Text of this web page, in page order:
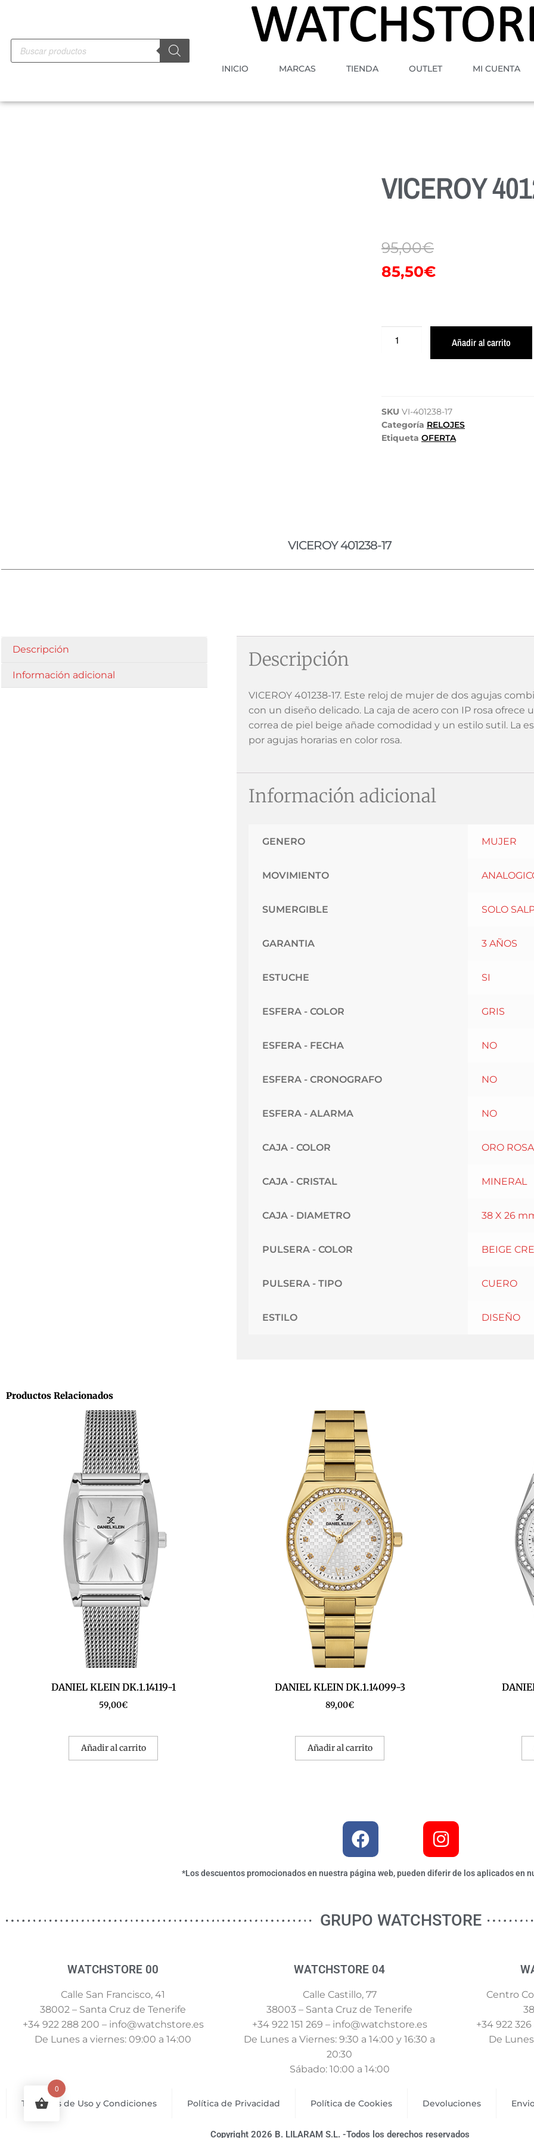
INICIO MARCAS TIENDA OUTLET MI CUENTA
VICEROY
95,00€
85,50€
Añadir al carrito
SKU VI-401238-17
Categoría RELOJES
Etiqueta OFERTA
VICEROY 401238-17
Descripción
Información adicional
Descripción
VICEROY 401238-17. Este reloj de mujer de dos agujas
con un diseño delicado. La caja de acero con IP rosa ofrece
correa de piel beige añade comodidad y un estilo sutil. La
por agujas horarias en color rosa.
Información adicional
GENERO MUJER
MOVIMIENTO
SUMERGIBLE SOLO
GARANTIA 3 AÑOS
ESTUCHE SI
ESFERA - COLOR GRIS
ESFERA - FECHA NO
ESFERA - CRONOGRAFO NO
ESFERA - ALARMA NO
CAJA - COLOR ORO ROSA
CAJA - CRISTAL MINERAL
CAJA - DIAMETRO 38 X 26
PULSERA - COLOR BEIGE
PULSERA - TIPO CUERO
ESTILO DISEÑO
Productos Relacionados
DANIEL KLEIN DK.1.14119-1
59,00€
Añadir al carrito
DANIEL KLEIN DK.1.14099-3
89,00€
Añadir al carrito
*Los descuentos promocionados en nuestra página web, pueden diferir de los aplicados en
GRUPO WATCHSTORE
WATCHSTORE 00
Calle San Francisco, 41
38002 – Santa Cruz de Tenerife
+34 922 288 200 – info@watchstore.es
De Lunes a viernes: 09:00 a 14:00
WATCHSTORE 04
Calle Castillo, 77
38003 – Santa Cruz de Tenerife
+34 922 151 269 – info@watchstore.es
De Lunes a Viernes: 9:30 a 14:00 y 16:30 a
20:30
Sábado: 10:00 a 14:00
Centro
+34 922
De
Términos de Uso y Condiciones Política de Privacidad Política de Cookies Devoluciones
Copyright 2026 B. LILARAM S.L. -Todos los derechos reservados
0